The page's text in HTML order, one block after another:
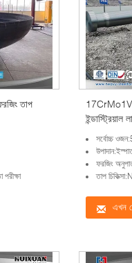
তাপ
17CrMo1V
ইন্ডাস্ট্রিয়াল
সর্বোচ্চ
ফরজিং
তাপ
এখন